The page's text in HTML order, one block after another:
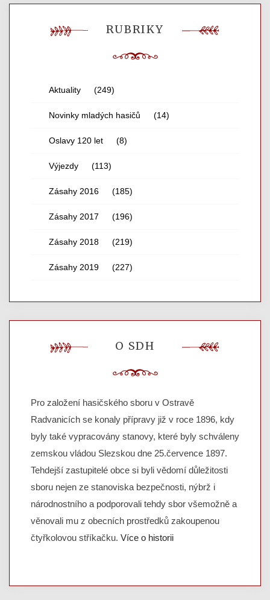
RUBRIKY
Aktuality (249)
Novinky mladých hasičů (14)
Oslavy 120 let (8)
Výjezdy (113)
Zásahy 2016 (185)
Zásahy 2017 (196)
Zásahy 2018 (219)
Zásahy 2019 (227)
O SDH
Pro založení hasičského sboru v Ostravě
Radvanicích se konaly přípravy již v roce 1896, kdy
byly také vypracovány stanovy, které byly schváleny
zemskou vládou Slezskou dne 25.července 1897.
Tehdejší zastupitelé obce si byli vědomí důležitosti
sboru nejen ze stanoviska bezpečnosti, nýbrž i
národnostního a podporovali tehdy sbor všemožně a
věnovali mu z obecních prostředků zakoupenou
čtyřkolovou stříkačku. Více o historii